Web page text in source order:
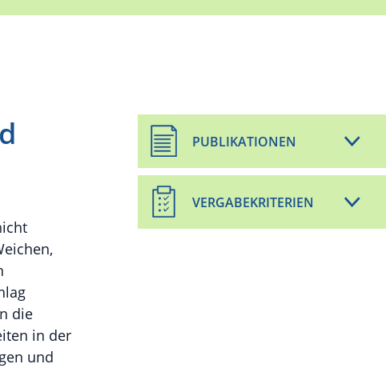
PUBLIKATIONEN
VERGABEKRITERIEN
die
in der
und